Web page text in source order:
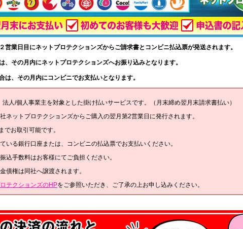
営業日目にネットプロテクションズからご請求書とコンビニ払込票が発送されます。
、その月内にネットプロテクションズへお振り込みとなります。
は、その月内にコンビニでお支払いとなります。
法人/個人事業主を対象とした掛け払いサービスです。（月末締め翌月末請求書払い）
ネットプロテクションズからご購入の翌月第2営業日に発行されます。
までお取引可能です。
いる銀行口座または、コンビニの払込票でお支払いください。
込手数料はお客様にてご負担ください。
債権は同社へ譲渡されます。
テクションズのHPをご参照いただき、ご了承の上お申し込みください。